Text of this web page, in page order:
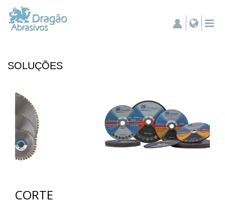
SOLUÇÕES
CORTE